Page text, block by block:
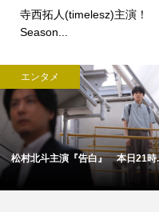
寺西拓人(timelesz)主演！
Season...
エンタメ
松村北斗主演『告白』 本日21時